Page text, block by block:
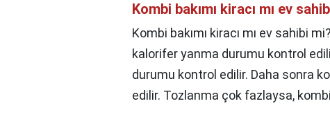
Kombi bakımı kiracı mı ev
Kombi bakımı kiracı mı ev sahibi
kalorifer yanma durumu kontrol
durumu kontrol edilir. Daha sonra
edilir. Tozlanma çok fazlaysa,